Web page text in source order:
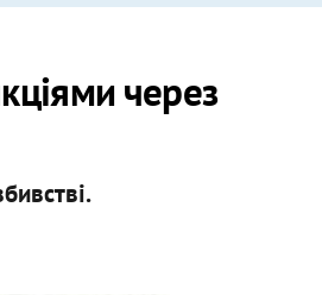
по багатоповерхівках
через